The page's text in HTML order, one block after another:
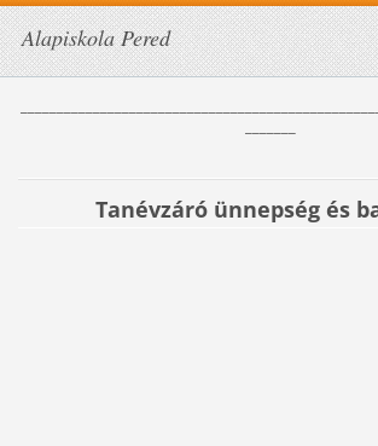
Alapiskola Pered
Tanévzáró ünnepség és